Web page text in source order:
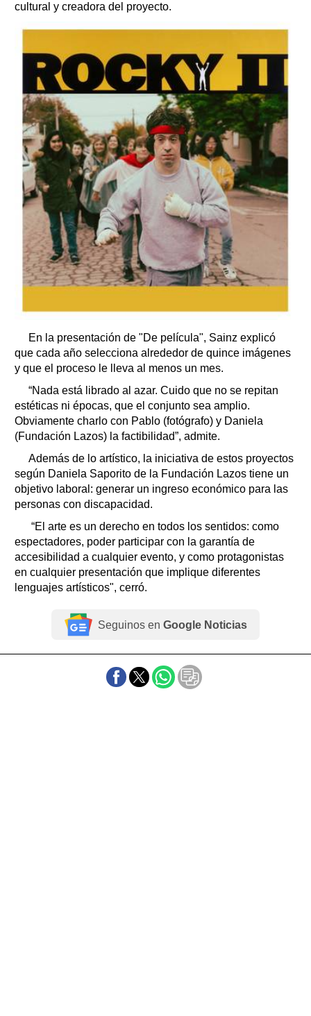
cultural y creadora del proyecto.
En la presentación de "De película", Sainz explicó
que cada año selecciona alrededor de quince imágenes
y que el proceso le lleva al menos un mes.
“Nada está librado al azar. Cuido que no se repitan
estéticas ni épocas, que el conjunto sea amplio.
Obviamente charlo con Pablo (fotógrafo) y Daniela
(Fundación Lazos) la factibilidad”, admite.
Además de lo artístico, la iniciativa de estos proyectos
según Daniela Saporito de la Fundación Lazos tiene un
objetivo laboral: generar un ingreso económico para las
personas con discapacidad.
“El arte es un derecho en todos los sentidos: como
espectadores, poder participar con la garantía de
accesibilidad a cualquier evento, y como protagonistas
en cualquier presentación que implique diferentes
lenguajes artísticos", cerró.
Seguinos en Google Noticias